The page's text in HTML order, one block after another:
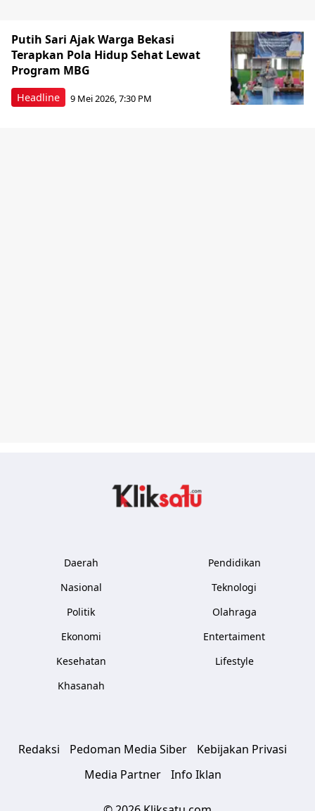
Headline
Putih Sari Ajak Warga Bekasi
Terapkan Pola Hidup Sehat Lewat
Program MBG
9 Mei 2026, 7:30 PM
Daerah
Nasional
Politik
Ekonomi
Kesehatan
Khasanah
Pendidikan
Teknologi
Olahraga
Entertaiment
Lifestyle
Redaksi Pedoman Media Siber
Kebijakan Privasi
Media Partner
Info Iklan